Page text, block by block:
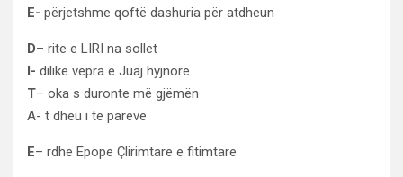
E- përjetshme qoftë dashuria për atdheun
D– rite e LIRI na sollet
I- dilike vepra e Juaj hyjnore
T– oka s duronte më gjëmën
A- t dheu i të parëve
E– rdhe Epope Çlirimtare e fitimtare